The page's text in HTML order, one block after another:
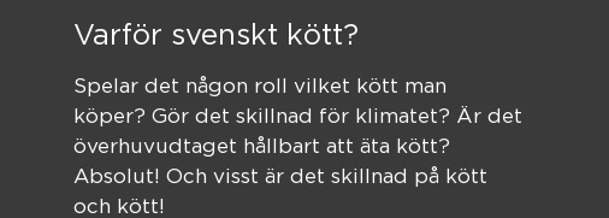
Varför svenskt kött?
Spelar det någon roll vilket kött man
köper? Gör det skillnad för klimatet? Är det
överhuvudtaget hållbart att äta kött?
Absolut! Och visst är det skillnad på kött
och kött!